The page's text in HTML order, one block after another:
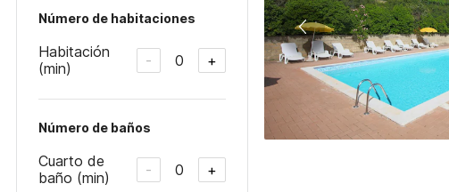
Número de habitaciones
Habitación
(min)
- 0 +
Número de baños
Cuarto de
baño (min)
- 0 +